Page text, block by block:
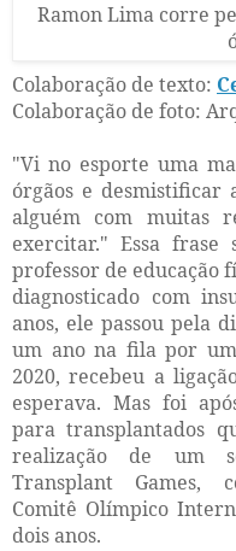
Ramon Lima corre
Colaboração de texto:
Colaboração de foto:
"Vi no esporte uma
órgãos e desmistificar
alguém com muitas
exercitar." Essa
professor de educação
diagnosticado com
anos, ele passou pela
um ano na fila por
2020, recebeu a
esperava. Mas foi
para transplantados
realização de um
Transplant Games,
Comitê Olímpico
dois anos.